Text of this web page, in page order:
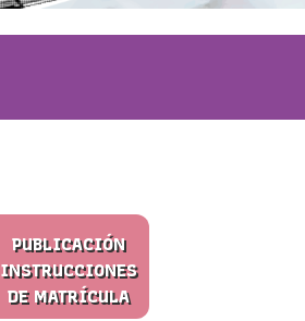
PUBLICACIÓN
INSTRUCCIONES
DE MATRÍCULA